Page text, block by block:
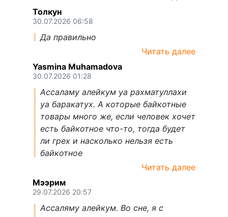
Толкун
30.07.2026 06:58
Да правильно
Читать далее
Yasmina Muhamadova
30.07.2026 01:28
Ассаламу алейкум уа рахматуллахи
уа баракатух. А которые байкотные
товары много же, если человек хочет
есть байкотное что-то, тогда будет
ли грех и насколько нельзя есть
байкотное
Читать далее
Мээрим
29.07.2026 20:57
Ассаляму алейкум. Во сне, я с